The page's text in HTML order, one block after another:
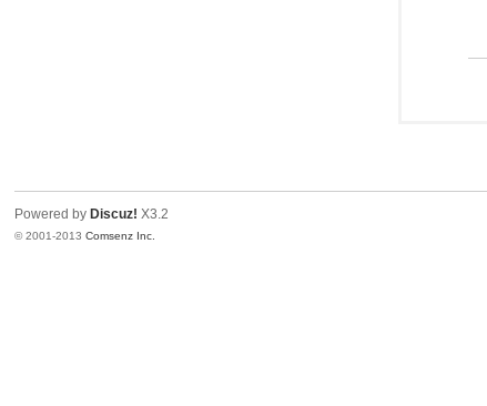
Powered by Discuz! X3.2
© 2001-2013Comsenz Inc.